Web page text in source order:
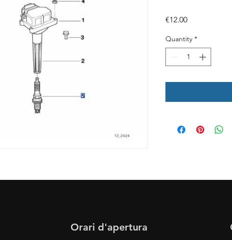
€12.00Price
Quantity *
Orari d'apertura